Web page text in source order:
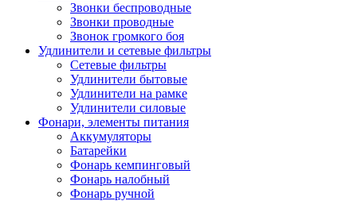
Звонки беспроводные
Звонки проводные
Звонок громкого боя
Удлинители и сетевые фильтры
Сетевые фильтры
Удлинители бытовые
Удлинители на рамке
Удлинители силовые
Фонари, элементы питания
Аккумуляторы
Батарейки
Фонарь кемпинговый
Фонарь налобный
Фонарь ручной